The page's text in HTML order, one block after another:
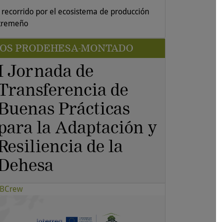
recorrido por el ecosistema de producción
PRODEHESA-MONTADO
Jornada de
de
Prácticas
la Adaptación y
de la